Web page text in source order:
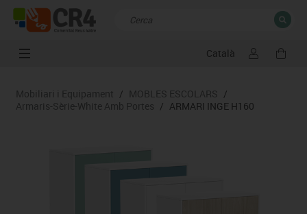
Català
Resultats de la recerca TANCAR
Mobiliari i Equipament / MOBLES ESCOLARS /
Armaris-Sèrie-White Amb Portes / ARMARI INGE H160